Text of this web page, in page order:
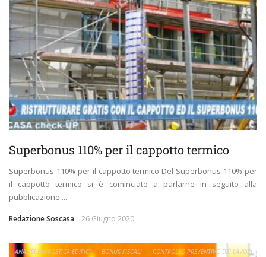
Superbonus 110% per il cappotto termico
Superbonus 110% per il cappotto termico Del Superbonus 110% per
il cappotto termico si è cominciato a parlarne in seguito alla
pubblicazione ...
Redazione Soscasa 26 Giugno 2020
ANALISI ENERGETICA EDIFICI BONUS FISCALI
CONTROLLO PREVENTIVO DEI LAVORI